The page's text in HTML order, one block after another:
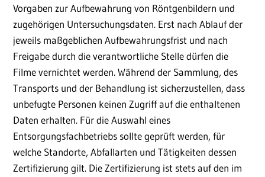
Vorgaben zur Aufbewahrung von Röntgenbildern und
zugehörigen Untersuchungsdaten. Erst nach Ablauf der
jeweils maßgeblichen Aufbewahrungsfrist und nach
Freigabe durch die verantwortliche Stelle dürfen die
Filme vernichtet werden. Während der Sammlung, des
Transports und der Behandlung ist sicherzustellen, dass
unbefugte Personen keinen Zugriff auf die enthaltenen
Daten erhalten. Für die Auswahl eines
Entsorgungsfachbetriebs sollte geprüft werden, für
welche Standorte, Abfallarten und Tätigkeiten dessen
Zertifizierung gilt. Die Zertifizierung ist stets auf den im